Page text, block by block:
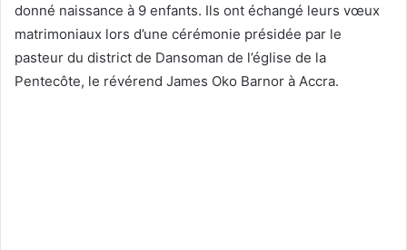
donné naissance à 9 enfants. Ils ont échangé leurs vœux
matrimoniaux lors d’une cérémonie présidée par le
pasteur du district de Dansoman de l’église de la
Pentecôte, le révérend James Oko Barnor à Accra.